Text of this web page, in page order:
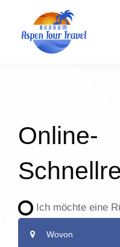
Online-
Ich möchte eine
Wovon